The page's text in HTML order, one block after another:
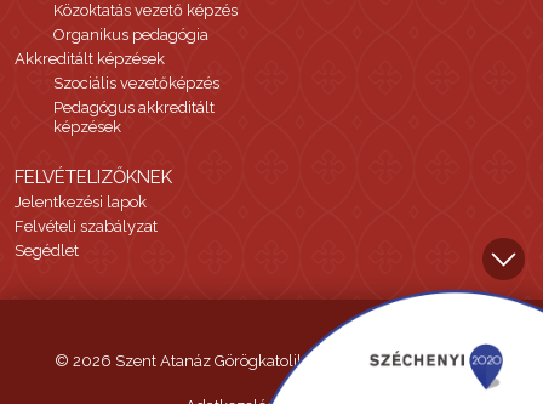
Közoktatás vezető képzés
Organikus pedagógia
Akkreditált képzések
Szociális vezetőképzés
Pedagógus akkreditált
képzések
FELVÉTELIZŐKNEK
Jelentkezési lapok
Felvételi szabályzat
Segédlet
© 2026 Szent Atanáz Görögkatolikus Hittudományi Főiskola